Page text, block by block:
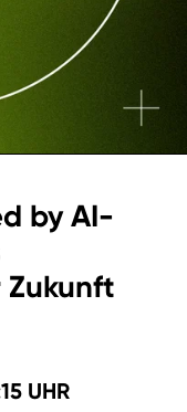
by AI-
UHR